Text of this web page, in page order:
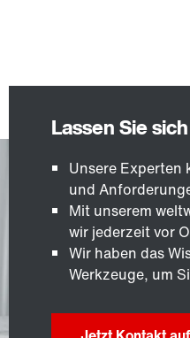
Unsere Experten
und
Mit unserem
wir jederzeit vor
Wir haben das
Werkzeuge, um